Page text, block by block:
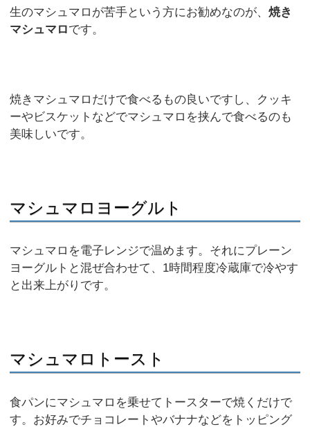
生のマシュマロが苦手という方にお勧めなのが、焼き
マシュマロです。
焼きマシュマロだけで食べるもの良いですし、クッキ
ーやビスケットなどでマシュマロを挟んで食べるのも
美味しいです。
マシュマロヨーグルト
マシュマロを電子レンジで温めます。それにプレーン
ヨーグルトと混ぜ合わせて、1時間程度冷蔵庫で冷やす
と出来上がりです。
マシュマロトースト
食パンにマシュマロを乗せてトースターで焼くだけで
す。お好みでチョコレートやバナナなどをトッピング